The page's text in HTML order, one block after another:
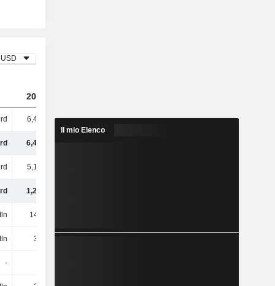
USD
2023
6,46 Mrd 4,8 Mrd 5,24 Mrd
6,46 Mrd
5,16 Mrd
1,29 Mrd
142 Mln
30 Mln
-
Il mio Elenco